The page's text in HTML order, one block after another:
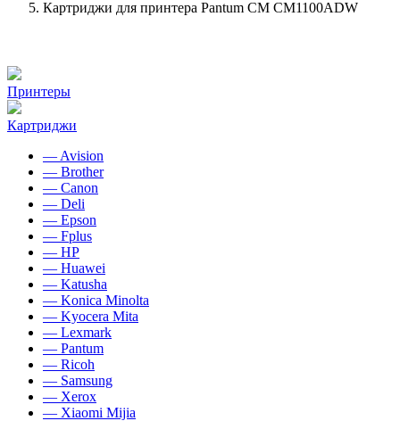
Картриджи для принтера Pantum CM CM1100ADW
Принтеры
Картриджи
— Avision
— Brother
— Canon
— Deli
— Epson
— Fplus
— HP
— Huawei
— Katusha
— Konica Minolta
— Kyocera Mita
— Lexmark
— Pantum
— Ricoh
— Samsung
— Xerox
— Xiaomi Mijia